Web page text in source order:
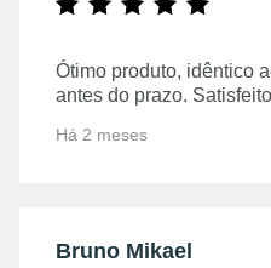
Ótimo produto, idêntico
antes do prazo.
Há 2 meses
Bruno Mikael